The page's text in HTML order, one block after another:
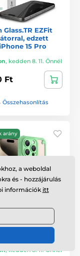
Glass.TR EZFit
edzett
15 Pro
, kedden 8. 11. Önnél
Ft
Összehasonlítás
arány
Hybrid
15 Pro, zöld
,kedden 8. 11. Önnél
a weboldal
és - hozzájárulás
információk itt